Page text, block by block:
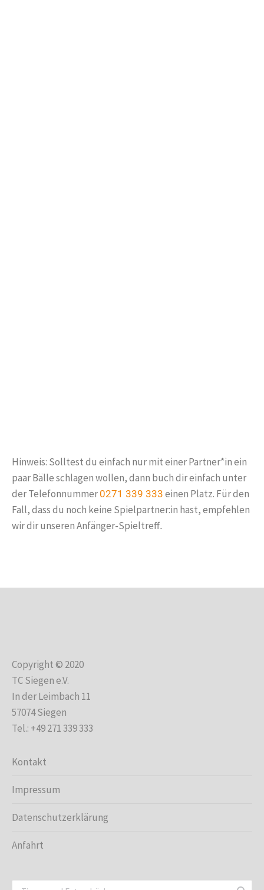
Hinweis: Solltest du einfach nur mit einer Partner*in ein
paar Bälle schlagen wollen, dann buch dir einfach unter
der Telefonnummer0271 339 333 einen Platz. Für den
Fall, dass du noch keine Spielpartner:in hast, empfehlen
wir dir unseren Anfänger-Spieltreff.
Copyright © 2020
TC Siegen e.V.
In der Leimbach 11
57074 Siegen
Tel.: +49 271 339 333
Kontakt
Impressum
Datenschutzerklärung
Anfahrt